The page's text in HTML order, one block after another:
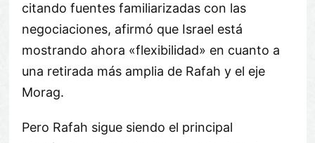
citando fuentes familiarizadas con las
negociaciones, afirmó que Israel está
mostrando ahora «flexibilidad» en cuanto a
una retirada más amplia de Rafah y el eje
Morag.
Pero Rafah sigue siendo el principal